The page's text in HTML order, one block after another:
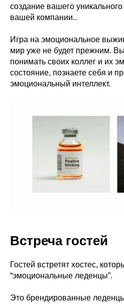
создание вашего
вашей компании..
Игра на эмоциональное
мир уже не будет прежним.
понимать своих коллег и их
состояние, познаете себя и
эмоциональный интеллект.
Встреча гостей
Гостей встретят хостес,
“эмоциональные леденцы”.
Это брендированные